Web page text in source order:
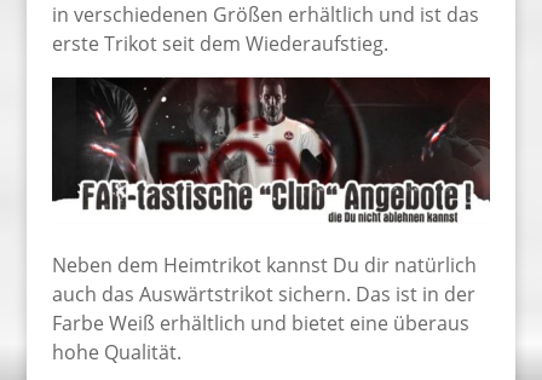
in verschiedenen Größen erhältlich und ist das
erste Trikot seit dem Wiederaufstieg.
Neben dem Heimtrikot kannst Du dir natürlich
auch das Auswärtstrikot sichern. Das ist in der
Farbe Weiß erhältlich und bietet eine überaus
hohe Qualität.